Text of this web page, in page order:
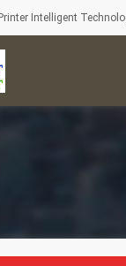
Intelligent